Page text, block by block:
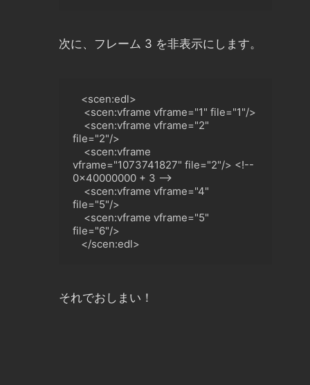
次に、フレーム 3 を非表示にします。
<scen:edl>
<scen:vframe vframe="1" file="1"/>
<scen:vframe vframe="2"
file="2"/>
<scen:vframe
vframe="1073741827" file="2"/> <!--
0x40000000 + 3 -->
<scen:vframe vframe="4"
file="5"/>
<scen:vframe vframe="5"
file="6"/>
</scen:edl>
それでおしまい！